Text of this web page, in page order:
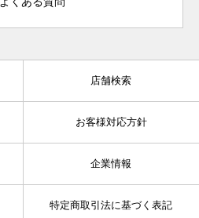
店舗検索
お客様対応方針
企業情報
特定商取引法に基づく表記